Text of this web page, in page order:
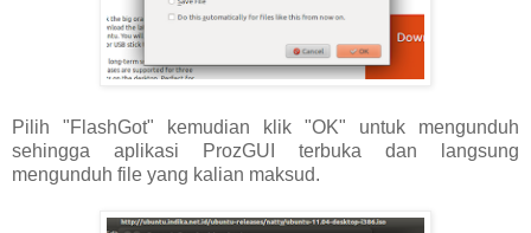
Pilih "FlashGot" kemudian klik "OK" untuk mengunduh
sehingga aplikasi ProzGUI terbuka dan langsung
mengunduh file yang kalian maksud.